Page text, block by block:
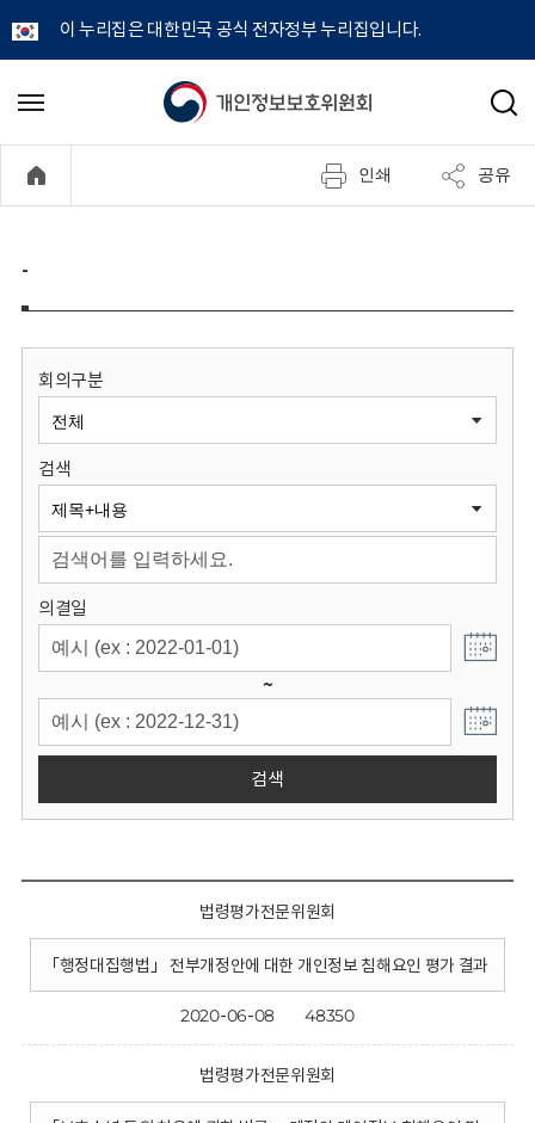
이 누리집은 대한민국 공식 전자정부 누리집입니다.
개
정
보
원
회
메
기
검
인쇄 공유
-
회의구분
검색
의결일
~
검색
법령평가전문위원회
「행정대집행법」 전부개정안에 대한 개인정보 침해요인 평가 결과
2020-06-08 48350
법령평가전문위원회